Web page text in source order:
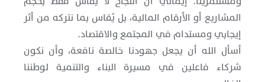
المشاريع أو الأرقام المالية، بل يُقاس بما نتركه من أثر
إيجابي ومستدام في المجتمع والاقتصاد.
أسأل الله أن يجعل جهودنا خالصة نافعة، وأن نكون
شركاء فاعلين في مسيرة البناء والتنمية لوطننا